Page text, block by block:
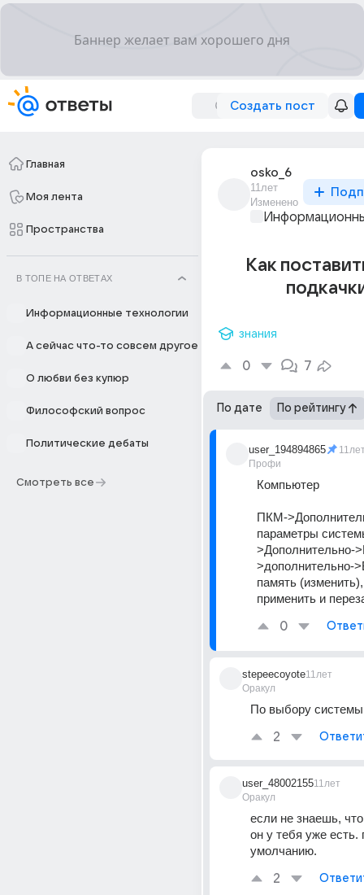
Создать пост
Главная
Моя лента
Пространства
В ТОПЕ НА ОТВЕТАХ
Информационные технологии
А сейчас что-то совсем другое
О любви без купюр
Философский вопрос
Политические дебаты
Смотреть все
osko_6
11лет
Изменено
Как
знания
0 7
По дате По рейтингу
user_194894865
Профи
Компьютер
ПКМ-
параметры
>Дополнительно-
>дополнительно-
память
применить и
0
stepeecoyote
Оракул
11лет
По выбору
2
user_48002155
Оракул
11лет
если не знаешь,
он у тебя уже есть.
умолчанию.
2